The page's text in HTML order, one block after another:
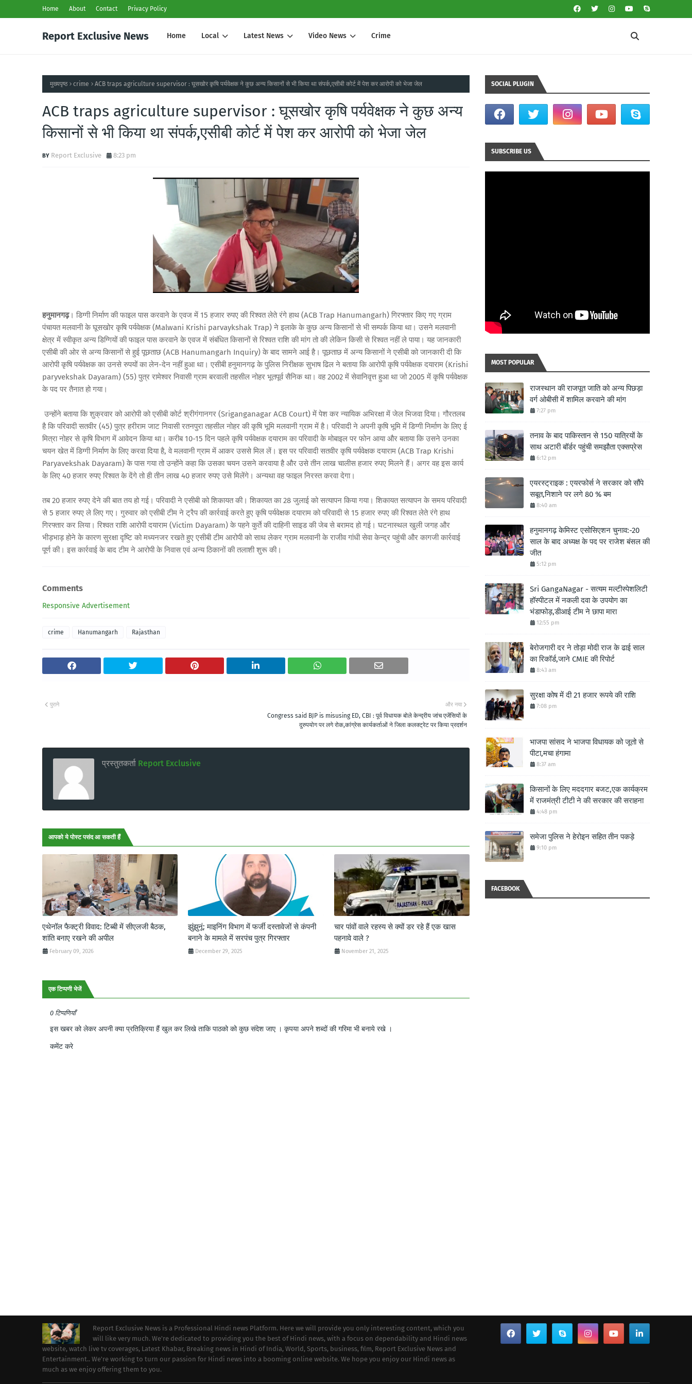
Home About Contact Privacy Policy
Report Exclusive News Home Local Latest News Video News Crime
मुख्यपृष्ठ crime ACB traps agriculture supervisor : घूसखोर कृषि पर्यवेक्षक ने कुछ अन्य किसानों से भी किया था संपर्क,एसीबी कोर्ट में पेश कर आरोपी को भेजा जेल
ACB traps agriculture supervisor : घूसखोर कृषि पर्यवेक्षक ने कुछ अन्य
किसानों से भी किया था संपर्क,एसीबी कोर्ट में पेश कर आरोपी को भेजा जेल
Report Exclusive 8:23 pm
हनुमानगढ़। डिग्गी निर्माण की फाइल पास करवाने के एवज में 15 हजार रुपए की रिश्वत लेते रंगे हाथ (ACB Trap Hanumangarh) गिरफ्तार किए गए ग्राम
पंचायत मलवानी के घूसखोर कृषि पर्यवेक्षक (Malwani Krishi parvaykshak Trap) ने इलाके के कुछ अन्य किसानों से भी सम्पर्क किया था। उसने मलवानी
क्षेत्र में स्वीकृत अन्य डिग्गियों की फाइल पास करवाने के एवज में संबंधित किसानों से रिश्वत राशि की मांग तो की लेकिन किसी से रिश्वत नहीं ले पाया। यह जानकारी
एसीबी की ओर से अन्य किसानों से हुई पूछताछ (ACB Hanumangarh Inquiry) के बाद सामने आई है। पूछताछ में अन्य किसानों ने एसीबी को जानकारी दी कि
आरोपी कृषि पर्यवेक्षक का उनसे रुपयों का लेन-देन नहीं हुआ था। एसीबी हनुमानगढ़ के पुलिस निरीक्षक सुभाष ढिल ने बताया कि आरोपी कृषि पर्यवेक्षक दयाराम (Krishi
paryvekshak Dayaram) (55) पुत्र रामेश्वर निवासी ग्राम बरवाली तहसील नोहर भूतपूर्व सैनिक था। वह 2002 में सेवानिवृत्त हुआ था जो 2005 में कृषि पर्यवेक्षक
के पद पर तैनात हो गया।
उन्होंने बताया कि शुक्रवार को आरोपी को एसीबी कोर्ट श्रीगंगानगर (Sriganganagar ACB Court) में पेश कर न्यायिक अभिरक्षा में जेल भिजवा दिया। गौरतलब
है कि परिवादी सतवीर (45) पुत्र हरीराम जाट निवासी रतनपुरा तहसील नोहर की कृषि भूमि मलवानी ग्राम में है। परिवादी ने अपनी कृषि भूमि में डिग्गी निर्माण के लिए ई
मित्रा नोहर से कृषि विभाग में आवेदन किया था। करीब 10-15 दिन पहले कृषि पर्यवेक्षक दयाराम का परिवादी के मोबाइल पर फोन आया और बताया कि उसने उनका
चयन खेत में डिग्गी निर्माण के लिए करवा दिया है, वे मलवानी ग्राम में आकर उससे मिल लें। इस पर परिवादी सतवीर कृषि पर्यवेक्षक दयाराम (ACB Trap Krishi
Paryavekshak Dayaram) के पास गया तो उन्होंने कहा कि उसका चयन उसने करवाया है और उसे तीन लाख चालीस हजार रुपए मिलने हैं। अगर वह इस कार्य
के लिए 40 हजार रुपए रिश्वत के देंगे तो ही तीन लाख 40 हजार रुपए उसे मिलेंगे। अन्यथा वह फाइल निरस्त करवा देगा।
तब 20 हजार रुपए देने की बात तय हो गई। परिवादी ने एसीबी को शिकायत की। शिकायत का 28 जुलाई को सत्यापन किया गया। शिकायत सत्यापन के समय परिवादी
से 5 हजार रुपए ले लिए गए। गुरुवार को एसीबी टीम ने ट्रैप की कार्रवाई करते हुए कृषि पर्यवेक्षक दयाराम को परिवादी से 15 हजार रुपए की रिश्वत लेते रंगे हाथ
गिरफ्तार कर लिया। रिश्वत राशि आरोपी दयाराम (Victim Dayaram) के पहने कुर्ते की दाहिनी साइड की जेब से बरामद हो गई। घटनास्थल खुली जगह और
भीड़भाड़ होने के कारण सुरक्षा दृष्टि को मध्यनजर रखते हुए एसीबी टीम आरोपी को साथ लेकर ग्राम मलवानी के राजीव गांधी सेवा केन्द्र पहुंची और कागजी कार्रवाई
पूर्ण की। इस कार्रवाई के बाद टीम ने आरोपी के निवास एवं अन्य ठिकानों की तलाशी शुरू की।
Comments
Responsive Advertisement
crime Hanumangarh Rajasthan
और नया
Congress said BJP is misusing ED, CBI : पूर्व विधायक बोले केन्द्रीय जांच एजेंसियों के
दुरुपयोग पर लगे रोक,कांग्रेस कार्यकर्ताओं ने जिला कलक्ट्रेट पर किया प्रदर्शन
पुराने
प्रस्तुतकर्ता Report Exclusive
आपको ये पोस्ट पसंद आ सकती हैं
एथेनॉल फैक्ट्री विवाद: टिब्बी में सीएलजी बैठक,
शांति बनाए रखने की अपील
February 09, 2026
झुंझुनूं: माइनिंग विभाग में फर्जी दस्तावेजों से कंपनी
बनाने के मामले में सरपंच पुत्र गिरफ्तार
December 29, 2025
चार पांवों वाले रहस्य से क्यों डर रहे हैं एक खास
पहनावे वाले ?
November 21, 2025
एक टिप्पणी भेजें
0 टिप्पणियाँ
इस खबर को लेकर अपनी क्या प्रतिक्रिया हैं खुल कर लिखे ताकि पाठको को कुछ संदेश जाए । कृपया अपने शब्दों की गरिमा भी बनाये रखे ।
कमेंट करे
SOCIAL PLUGIN
SUBSCRIBE US
MOST POPULAR
राजस्थान की राजपूत जाति को अन्य पिछड़ा
वर्ग ओबीसी में शामिल करवाने की मांग
7:27 pm
तनाव के बाद पाकिस्तान से 150 यात्रियों के
साथ अटारी बॉर्डर पहुंची समझौता एक्सप्रेस
6:12 pm
एयरस्ट्राइक : एयरफोर्स ने सरकार को सौंपे
सबूत,निशाने पर लगे 80 % बम
8:40 am
हनुमानगढ़ केमिस्ट एसोसिएशन चुनाव:-20
साल के बाद अध्यक्ष के पद पर राजेश बंसल की
जीत
5:12 pm
Sri GangaNagar - सत्यम मल्टीस्पेशलिटी
हॉस्पीटल में नकली दवा के उपयोग का
भंडाफोड़,डीआई टीम ने छापा मारा
12:55 pm
बेरोजगारी दर ने तोड़ा मोदी राज के ढाई साल
का रिकॉर्ड,जाने CMIE की रिपोर्ट
8:43 am
सुरक्षा कोष में दी 21 हजार रूपये की राशि
7:08 pm
भाजपा सांसद ने भाजपा विधायक को जूतो से
पीटा,मचा हंगामा
8:37 am
किसानों के लिए मददगार बजट,एक कार्यक्रम
में राजमंत्री टीटी ने की सरकार की सराहना
4:48 pm
समेजा पुलिस ने हेरोइन सहित तीन पकड़े
9:10 pm
FACEBOOK
Report Exclusive News is a Professional Hindi news Platform. Here we will provide you only interesting content, which you
will like very much. We're dedicated to providing you the best of Hindi news, with a focus on dependability and Hindi news
website, watch live tv coverages, Latest Khabar, Breaking news in Hindi of India, World, Sports, business, film, Report Exclusive News and
Entertainment.. We're working to turn our passion for Hindi news into a booming online website. We hope you enjoy our Hindi news as
much as we enjoy offering them to you.